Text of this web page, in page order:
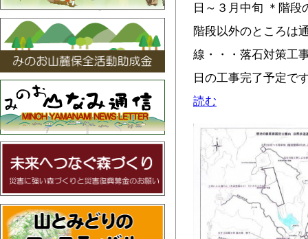
日～３月中旬 ＊階
階段以外のところは
線・・・落石対策工
日の工事完了予定で
読む